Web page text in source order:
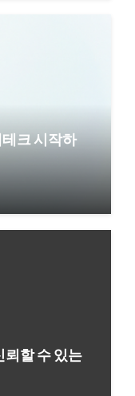
크 시작하
뢰할 수 있는